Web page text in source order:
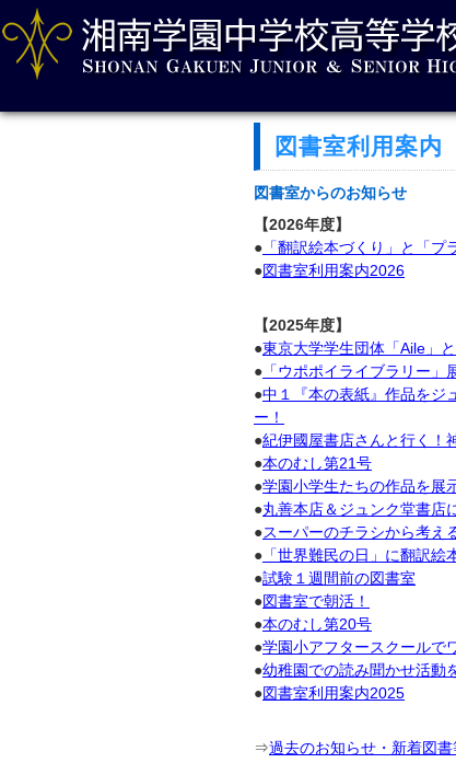
図書室利用案内
図書室からのお知らせ
【2026年度】
● 「翻訳絵本づくり」と「プ
●図書室利用案内2026
【2025年度】
●東京大学学生団体「Aile」
● 「ウポポイライブラリー
●中１『本の表紙』作品をジ
ー！
●紀伊國屋書店さんと行く！
●本のむし第21号
●学園小学生たちの作品を展
●丸善本店＆ジュンク堂書店
●スーパーのチラシから考え
● 「世界難民の日」に翻訳絵
●試験１週間前の図書室
●図書室で朝活！
●本のむし第20号
●学園小アフタースクールで
●幼稚園での読み聞かせ活動
●図書室利用案内2025
⇒過去のお知らせ・新着図書